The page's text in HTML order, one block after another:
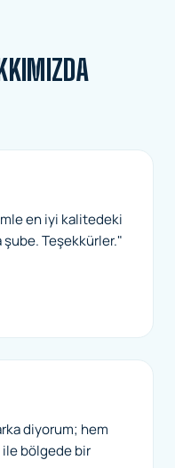
en iyi kalitedeki
şube. Teşekkürler."
diyorum; hem
ile bölgede bir